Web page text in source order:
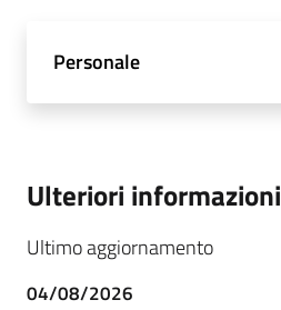
Personale
Ulteriori informazioni
Ultimo aggiornamento
04/08/2026